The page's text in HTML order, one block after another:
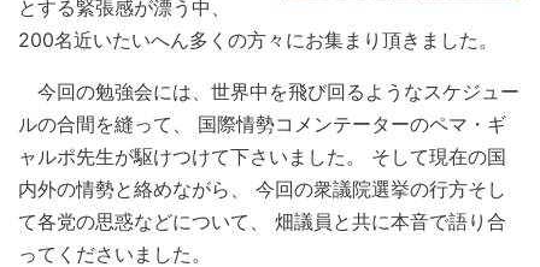
とする緊張感が漂う中、
200名近いたいへん多くの方々にお集まり頂きました。
今回の勉強会には、世界中を飛び回るようなスケジュー
ルの合間を縫って、 国際情勢コメンテーターのペマ・ギ
ャルポ先生が駆けつけて下さいました。 そして現在の国
内外の情勢と絡めながら、 今回の衆議院選挙の行方そし
て各党の思惑などについて、 畑議員と共に本音で語り合
ってくださいました。